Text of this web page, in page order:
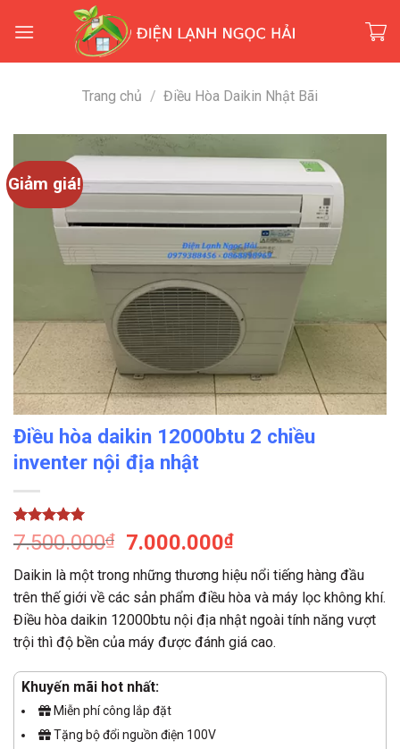
Trang chủ / Điều Hòa Daikin Nhật Bãi
Giảm giá!
Điều hòa daikin 12000btu 2 chiều
inventer nội địa nhật
5.00trên 5
dựa trên
1
7.500.000₫ 7.000.000₫
Daikin là một trong những thương hiệu nổi tiếng hàng đầu
trên thế giới về các sản phẩm điều hòa và máy lọc không khí.
Điều hòa daikin 12000btu nội địa nhật ngoài tính năng vượt
trội thì độ bền của máy được đánh giá cao.
Khuyến mãi hot nhất:
Miễn phí công lắp đặt
Tặng bộ đổi nguồn điện 100V